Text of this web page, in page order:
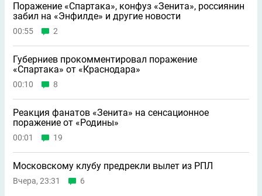
Поражение «Спартака», конфуз «Зенита», россиянин
забил на «Энфилде» и другие новости
00:55 2
Губерниев прокомментировал поражение
«Спартака» от «Краснодара»
00:10 8
Реакция фанатов «Зенита» на сенсационное
поражение от «Родины»
00:01 19
Московскому клубу предрекли вылет из РПЛ
Вчера, 23:31 6